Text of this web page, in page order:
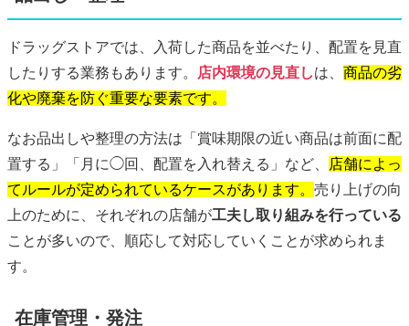
ドラッグストアでは、入荷した商品を並べたり、配置を見直
したりする業務もあります。
店内環境の見直しは、 商品の劣
化や廃棄を防ぐ重要な要素です。
なお品出しや整理の方法は「賞味期限の近い商品は前面に配
置する」「月に◯回、配置を入れ替える」など、
店舗によっ
てルールが定められているケースがあります。 売り上げの向
上のために、それぞれの店舗が工夫し取り組みを行っている
ことが多いので、順応して対応していくことが求められま
す。
在庫管理・発注